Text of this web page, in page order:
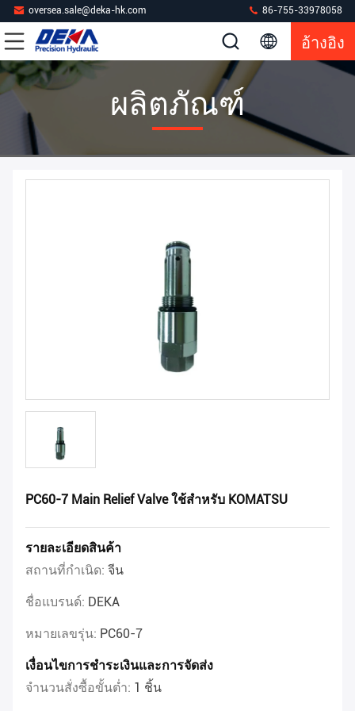
oversea.sale@deka-hk.com 86-755-33978058
อ้างอิง
ผลิตภัณฑ์
PC60-7 Main Relief Valve ใช้สำหรับ KOMATSU
รายละเอียดสินค้า
สถานที่กำเนิด: จีน
ชื่อแบรนด์: DEKA
หมายเลขรุ่น: PC60-7
เงื่อนไขการชำระเงินและการจัดส่ง
จำนวนสั่งซื้อขั้นต่ำ: 1 ชิ้น